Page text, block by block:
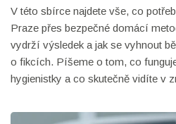
V této sbírce najdete vše, co
Praze přes bezpečné domácí
vydrží výsledek a jak se vyhnout
o fikcích. Píšeme o tom, co
hygienistky a co skutečně vidíte v